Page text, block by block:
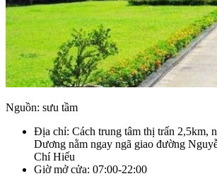
Nguồn: sưu tầm
Địa chỉ: Cách trung tâm thị trấn 2,5km,
Dương nằm ngay ngã giao đường
Chí Hiếu
Giờ mở cửa: 07:00-22:00